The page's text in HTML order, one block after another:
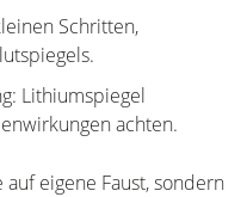
Schritten,
Lithiumspiegel
achten.
eigene Faust, sondern